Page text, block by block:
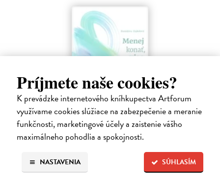
Príjmete naše cookies?
K prevádzke internetového kníhkupectva Artforum
využívame cookies slúžiace na zabezpečenie a meranie
funkčnosti, marketingové účely a zaistenie vášho
maximálneho pohodlia a spokojnosti.
SÚHLASÍM
NASTAVENIA
Menej konať, viac byť
Gajdošová Stanislava
Strávila som roky vo väzení, žila som v zajatí výkonu. Vlastnú hodnotu
som nachádzala v tom, koľko toho zvládnem.
Dodávateľ nemá titul na sklade. Dodanie do cca. 30 dní.